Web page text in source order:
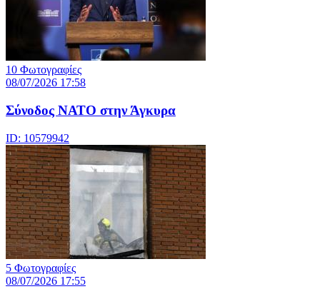
10 Φωτογραφίες
08/07/2026 17:58
Σύνοδος ΝΑΤΟ στην Άγκυρα
ID: 10579942
5 Φωτογραφίες
08/07/2026 17:55